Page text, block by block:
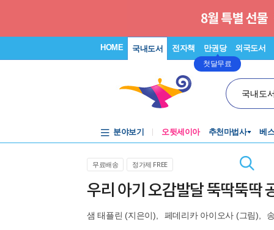
HOME 국내도서 전자책 만권당
첫달무료
외국도서
국내도
분야보기 오뒷세이아 추천마법사 베
무료배송 정가제 FREE
우리 아기 오감발달 뚝딱뚝딱
샘 태플린 (지은이), 페데리카 아이오사 (그림),